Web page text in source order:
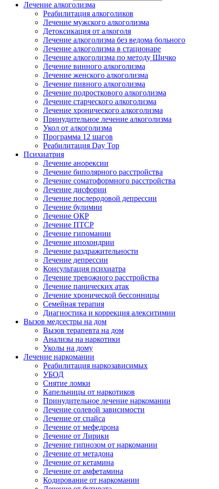
Лечение алкоголизма
Реабилитация алкоголиков
Лечение мужского алкоголизма
Детоксикация от алкоголя
Лечение алкоголизма без ведома больного
Лечение алкоголизма в стационаре
Лечение алкоголизма по методу Шичко
Лечение винного алкоголизма
Лечение женского алкоголизма
Лечение пивного алкоголизма
Лечение подросткового алкоголизма
Лечение старческого алкоголизма
Лечение хронического алкоголизма
Принудительное лечение алкоголизма
Укол от алкоголизма
Программа 12 шагов
Реабилитация Day Top
Психиатрия
Лечение анорексии
Лечение биполярного расстройства
Лечение соматоформного расстройства
Лечение дисфории
Лечение послеродовой депрессии
Лечение булимии
Лечение ОКР
Лечение ПТСР
Лечение гипомании
Лечение ипохондрии
Лечение раздражительности
Лечение депрессии
Консультация психиатра
Лечение тревожного расстройства
Лечение панических атак
Лечение хронической бессонницы
Семейная терапия
Диагностика и коррекция алекситимии
Вызов медсестры на дом
Вызов терапевта на дом
Анализы на наркотики
Уколы на дому
Лечение наркомании
Реабилитация наркозависимых
УБОД
Снятие ломки
Капельницы от наркотиков
Принудительное лечение наркомании
Лечение солевой зависимости
Лечение от спайса
Лечение от мефедрона
Лечение от Лирики
Лечение гипнозом от наркомании
Лечение от метадона
Лечение от кетамина
Лечение от амфетамина
Кодирование от наркомании